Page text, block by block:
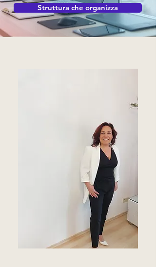
Struttura che organizza